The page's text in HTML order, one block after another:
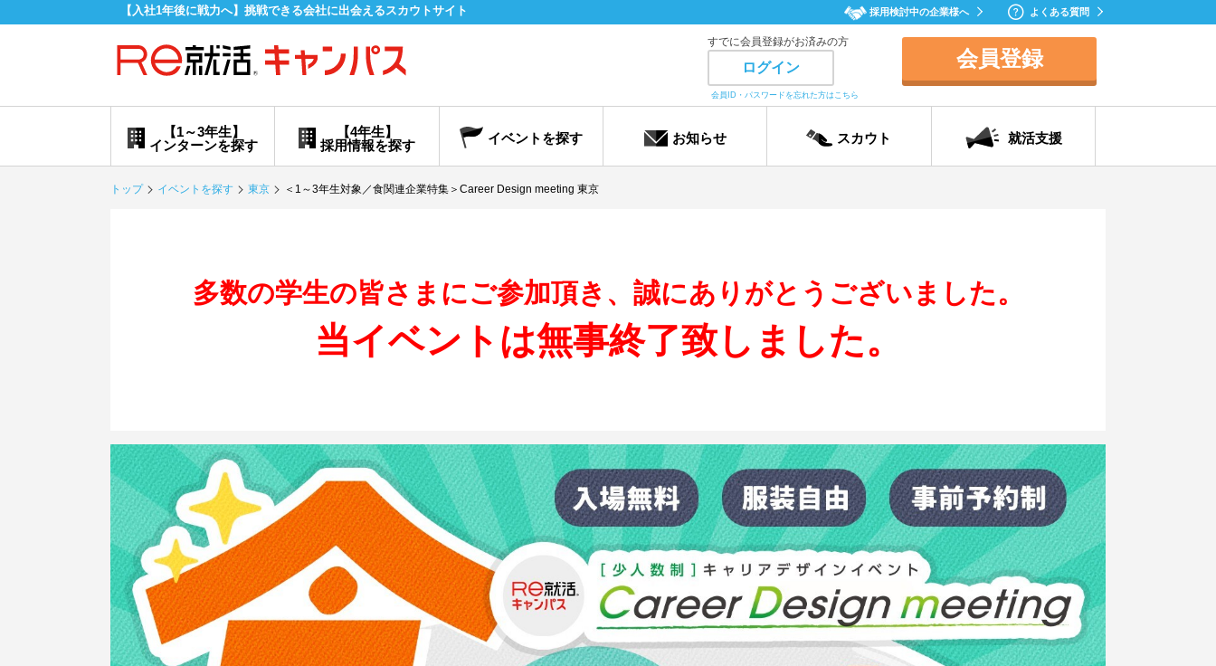
【入社1年後に戦力へ】挑戦できる会社に出会えるスカウトサイト 採用検討中の企業様へ よくある質問
すでに会員登録がお済みの方
ログイン
会員ID・パスワードを忘れた方はこちら
会員登録
【4年生】
採用情報を探す
【1～3年生】
インターンを探す
イベントを探す お知らせ スカウト 就活支援
トップ イベントを探す 東京 ＜1～3年生対象／食関連企業特集＞Career Design meeting 東京
多数の学生の皆さまにご参加頂き、誠にありがとうございました。
当イベントは無事終了致しました。